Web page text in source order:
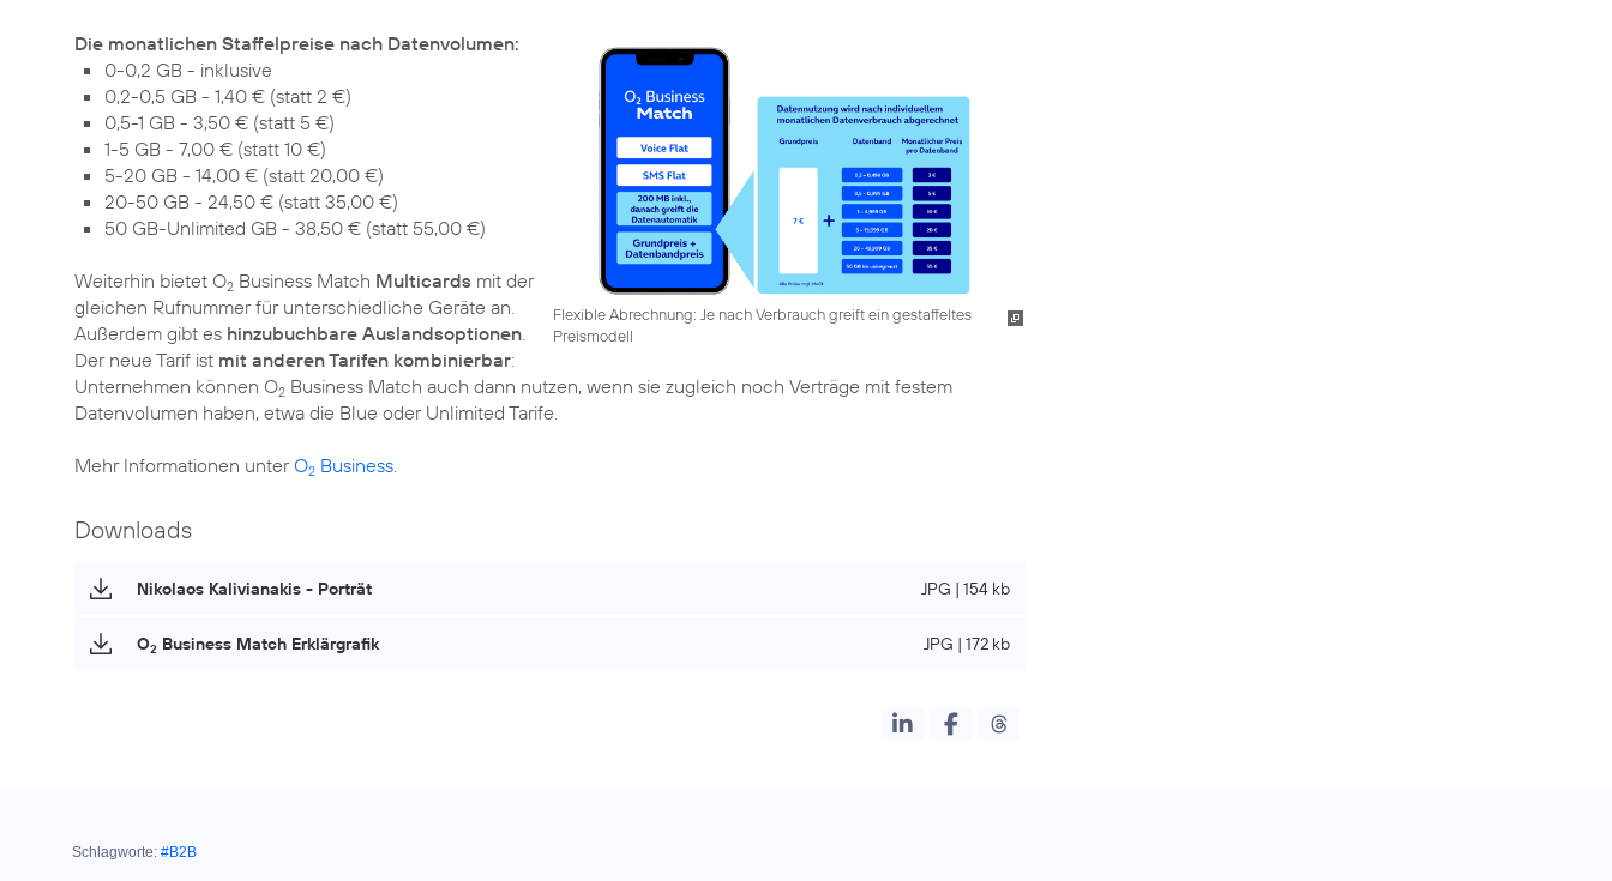
Flexible Abrechnung: Je nach Verbrauch greift ein gestaffeltes
Preismodell
Die monatlichen Staffelpreise nach Datenvolumen:
0-0,2 GB - inklusive
0,2-0,5 GB - 1,40 € (statt 2 €)
0,5-1 GB - 3,50 € (statt 5 €)
1-5 GB - 7,00 € (statt 10 €)
5-20 GB - 14,00 € (statt 20,00 €)
20-50 GB - 24,50 € (statt 35,00 €)
50 GB-Unlimited GB - 38,50 € (statt 55,00 €)
Weiterhin bietet O2 Business Match Multicards mit der
gleichen Rufnummer für unterschiedliche Geräte an.
Außerdem gibt es hinzubuchbare Auslandsoptionen
Der neue Tarif ist mit anderen Tarifen kombinierbar:
Unternehmen können O2 Business Match auch dann nutzen, wenn sie zugleich noch Verträge mit festem
Datenvolumen haben, etwa die Blue oder Unlimited Tarife.
Mehr Informationen unterO2 Business
Downloads
Nikolaos Kalivianakis - Porträt JPG | 154 kb
O2 Business Match Erklärgrafik JPG | 172 kb
Schlagworte: #B2B